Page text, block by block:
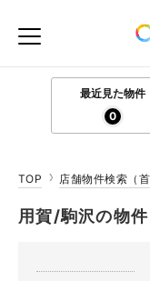
最近見た物件
0
TOP 店舗物件検索（首
用賀/駒沢の物